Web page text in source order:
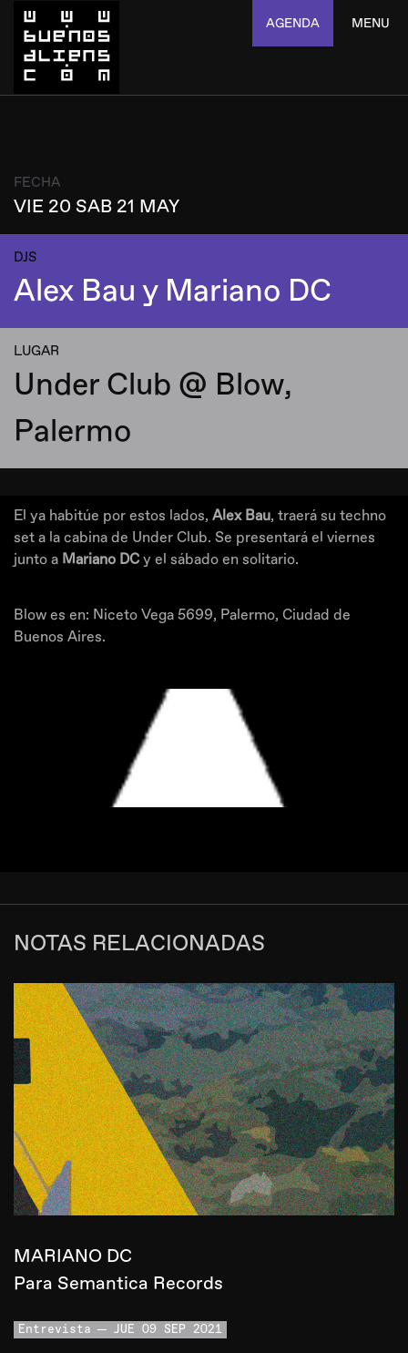
AGENDA MENU
FECHA
VIE 20 SAB 21 MAY
DJS
Alex Bau y Mariano DC
LUGAR
Under Club @ Blow,
Palermo
El ya habitúe por estos lados, Alex Bau, traerá su techno
set a la cabina de Under Club. Se presentará el viernes
junto a Mariano DC y el sábado en solitario.
Blow es en: Niceto Vega 5699, Palermo, Ciudad de
Buenos Aires.
NOTAS RELACIONADAS
MARIANO DC
Para Semantica Records
Entrevista JUE 09 SEP 2021